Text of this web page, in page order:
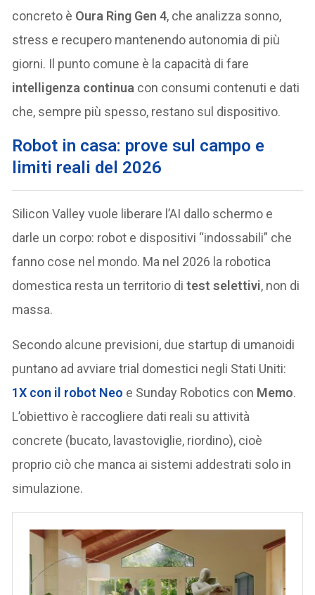
concreto è Oura Ring Gen 4, che analizza sonno,
stress e recupero mantenendo autonomia di più
giorni. Il punto comune è la capacità di fare
intelligenza continua con consumi contenuti e dati
che, sempre più spesso, restano sul dispositivo.
Robot in casa: prove sul campo e
limiti reali del 2026
Silicon Valley vuole liberare l’AI dallo schermo e
darle un corpo: robot e dispositivi “indossabili” che
fanno cose nel mondo. Ma nel 2026 la robotica
domestica resta un territorio ditest selettivi, non di
massa.
Secondo alcune previsioni, due startup di umanoidi
puntano ad avviare trial domestici negli Stati Uniti:
1X con il robot Neo e Sunday Robotics con Memo.
L’obiettivo è raccogliere dati reali su attività
concrete (bucato, lavastoviglie, riordino), cioè
proprio ciò che manca ai sistemi addestrati solo in
simulazione.